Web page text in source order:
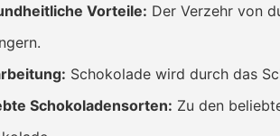
Vorteile: Der Verzehr von
Schokolade wird durch das
Schokoladensorten: Zu den